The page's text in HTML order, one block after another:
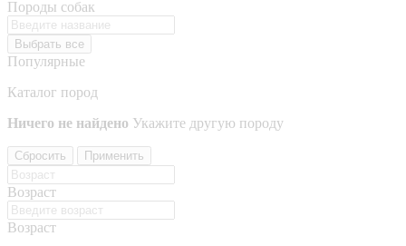
Породы собак
Выбрать все
Популярные
Каталог пород
Ничего не найдено Укажите другую породу
Сбросить Применить
Возраст
Возраст